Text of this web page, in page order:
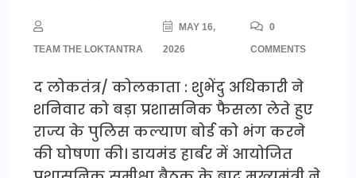
TEAM THE LOKTANTRA
MAY 16,
2026
0
COMMENTS
द लोकतंत्र/ कोलकाता : शुभेंदु अधिकारी ने
शनिवार को बड़ा प्रशासनिक फैसला लेते हुए
राज्य के पुलिस कल्याण बोर्ड को भंग करने
की घोषणा की। डायमंड हार्बर में आयोजित